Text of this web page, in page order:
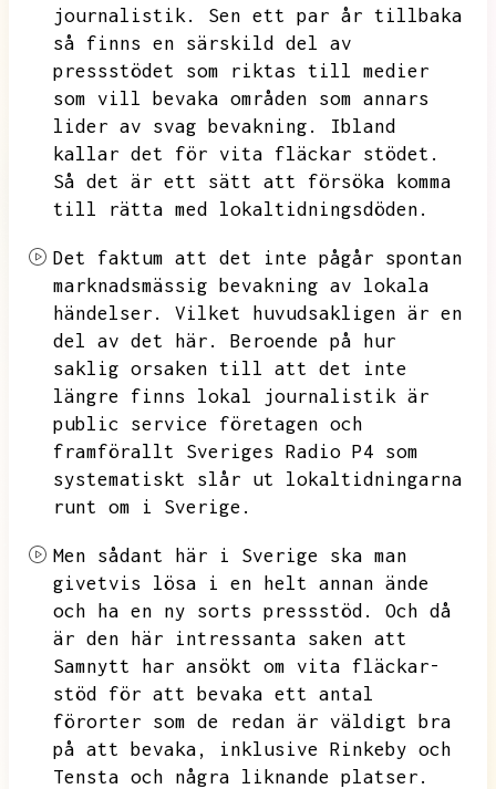
journalistik.
Sen ett par år tillbaka
så finns en särskild del av
pressstödet som riktas till medier
som vill bevaka områden som annars
lider av svag bevakning.
Ibland
kallar det för vita fläckar stödet.
Så det är ett sätt att försöka komma
till rätta med lokaltidningsdöden.
Det faktum att det inte pågår spontan
marknadsmässig bevakning av lokala
händelser.
Vilket huvudsakligen är en
del av det här.
Beroende på hur
saklig orsaken till att det inte
längre finns lokal journalistik är
public service företagen och
framförallt Sveriges Radio P4 som
systematiskt slår ut lokaltidningarna
runt om i Sverige.
Men sådant här i Sverige ska man
givetvis lösa i en helt annan ände
och ha en ny sorts pressstöd.
Och då
är den här intressanta saken att
Samnytt har ansökt om vita fläckar-
stöd för att bevaka ett antal
förorter som de redan är väldigt bra
på att bevaka,
inklusive Rinkeby och
Tensta och några liknande platser.